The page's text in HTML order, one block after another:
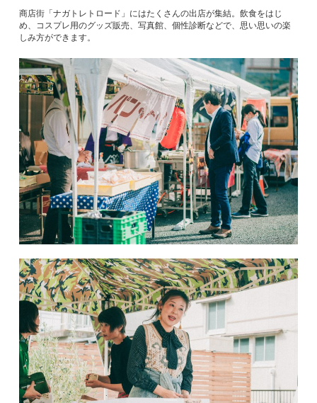
商店街「ナガトレトロード」にはたくさんの出店が集結。飲食をはじ
め、コスプレ用のグッズ販売、写真館、個性診断などで、思い思いの楽
しみ方ができます。